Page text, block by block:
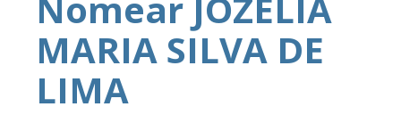
MARIA SILVA DE
LIMA